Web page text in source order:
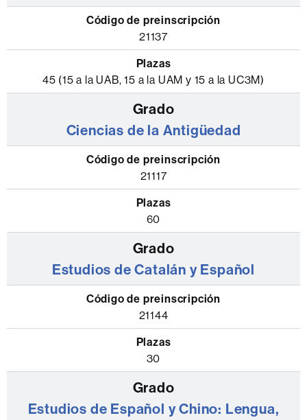
21137
45 (15 a la UAB, 15 a la UAM y 15 a la UC3M)
Ciencias de la Antigüedad
21117
60
Estudios de Catalán y Español
21144
30
Estudios de Español y Chino: Lengua,